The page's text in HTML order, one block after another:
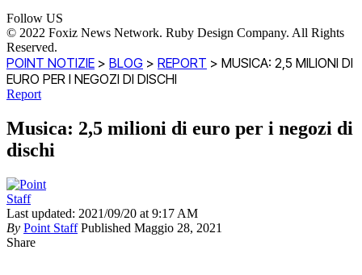
Follow US
© 2022 Foxiz News Network. Ruby Design Company. All Rights
Reserved.
POINT NOTIZIE > BLOG > REPORT > MUSICA: 2,5 MILIONI DI
EURO PER I NEGOZI DI DISCHI
Report
Musica: 2,5 milioni di euro per i negozi di
dischi
Last updated: 2021/09/20 at 9:17 AM
By Point Staff Published Maggio 28, 2021
Share